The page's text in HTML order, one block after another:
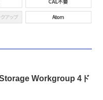
Workgroup 4ド